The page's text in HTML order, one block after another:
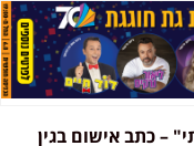
– כתב אישום בגין